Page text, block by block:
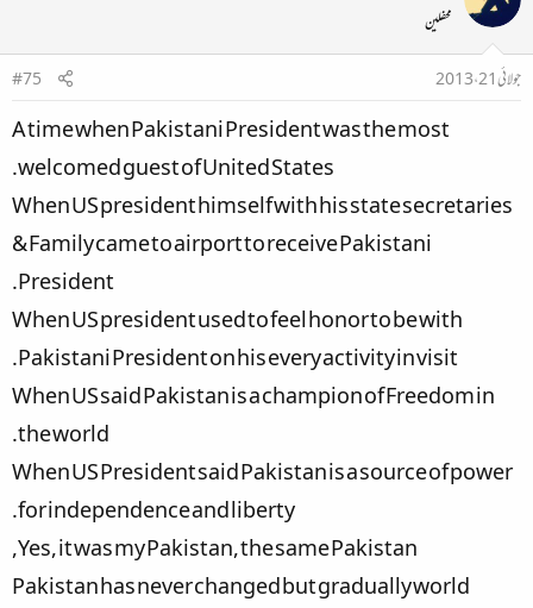
محفلین
جولائی 21، 2013
#75
A time when Pakistani President was the most
welcomed guest of United States.
When US president himself with his state secretaries
& Family came to airport to receive Pakistani
President.
When US president used to feel honor to be with
Pakistani President on his every activity in visit.
When US said Pakistan is a champion of Freedom in
the world.
When US President said Pakistan is a source of power
for independence and liberty.
Yes, it was my Pakistan, the same Pakistan,
Pakistan has never changed but gradually world